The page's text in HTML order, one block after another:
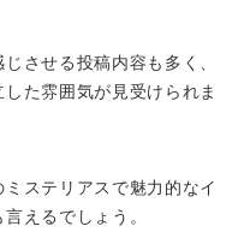
させる投稿内容も多く、
た雰囲気が見受けられま
ステリアスで魅力的なイ
えるでしょう。